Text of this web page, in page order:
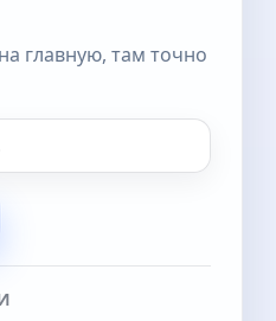
главную, там точно